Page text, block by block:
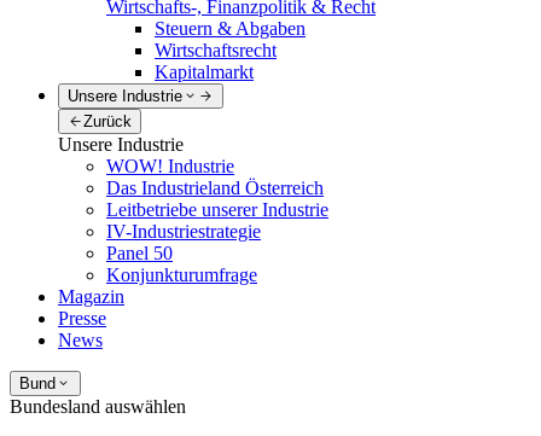
Wirtschafts-, Finanzpolitik & Recht
Steuern & Abgaben
Wirtschaftsrecht
Kapitalmarkt
Unsere Industrie
Zurück
Unsere Industrie
WOW! Industrie
Das Industrieland Österreich
Leitbetriebe unserer Industrie
IV-Industriestrategie
Panel 50
Konjunkturumfrage
Magazin
Presse
News
Bund
Bundesland auswählen